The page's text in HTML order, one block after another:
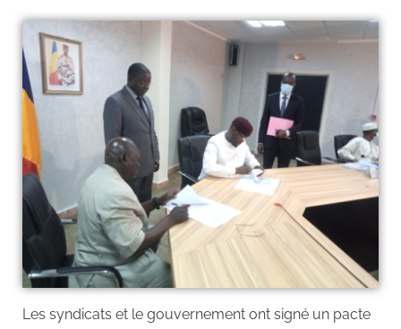
Les syndicats et le gouvernement ont signé un pacte